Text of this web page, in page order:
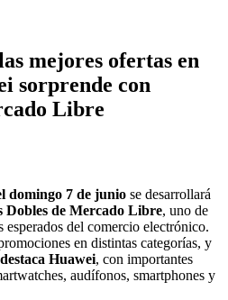
mejores ofertas en
sorprende con
Libre
domingo 7 de junio se desarrollará
Dobles de Mercado Libre, uno de
esperados del comercio electrónico.
en distintas categorías, y
destaca Huawei, con importantes
audífonos, smartphones y